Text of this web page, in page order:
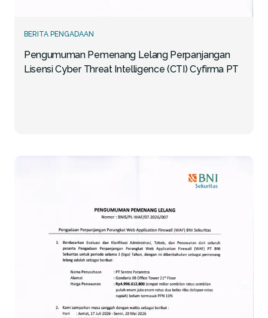
BERITA PENGADAAN
Pengumuman Pemenang Lelang Perpanjangan
Lisensi Cyber Threat Intelligence (CTI) Cyfirma PT